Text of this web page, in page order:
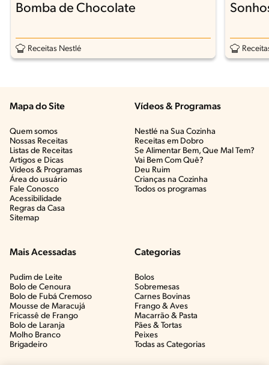
Bomba de Chocolate
Receitas Nestlé
Mapa do Site
Quem somos
Nossas Receitas
Listas de Receitas​
Artigos e Dicas​
Vídeos & Programas​
Área do usuário
Fale Conosco
Acessibilidade
Regras da Casa
Sitemap
Vídeos & Programas​
Nestlé na Sua Cozinha
Receitas em Dobro
Se Alimentar Bem, Que Mal Tem?​
Vai Bem Com Quê?​
Deu Ruim​
Crianças na Cozinha​
Todos os programas
Mais Acessadas
Pudim de Leite
Bolo de Cenoura
Bolo de Fubá Cremoso
Mousse de Maracujá
Fricassê de Frango
Bolo de Laranja
Molho Branco
Brigadeiro
Categorias
Bolos
Sobremesas
Carnes Bovinas​
Frango & Aves​
Macarrão & Pasta​
Pães & Tortas​
Peixes
Todas as Categorias